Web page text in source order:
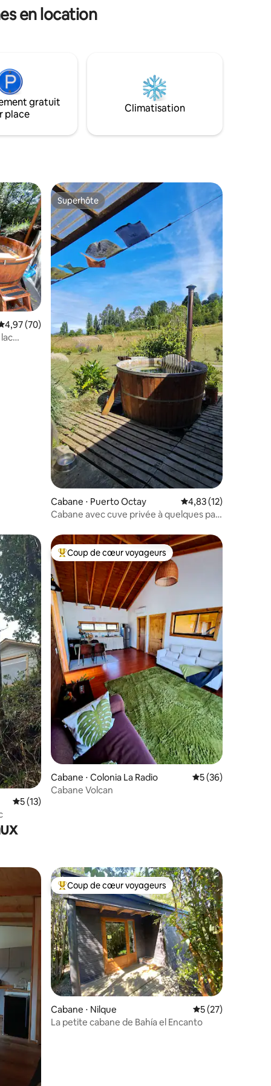
équipée d'Internet haute vitesse Starlink,
pour ceux qui veulent passer du temps à
en location
gratuit
place
Climatisation
: 4,92 sur 5
moyenne sur la base de 70 commentaires : 4,97 sur 5
4,97 (70)
Superhôte
Superhôte
Cabane ⋅ Puerto Octay Évaluation moyenne
4,83 (12)
Cabane avec cuve privée à quelques pas
: 4,91 sur 5
appréciés
Évaluation moyenne sur la base de 13 commentaires : 5 sur 5
5 (13)
Coups de cœur voyageurs les plus appréciés
Coup de cœur voyageurs
Cabane ⋅ Colonia La Radio Évaluation
5 (36)
Cabane Volcan
Coups de cœur voyageurs les plus appréciés
Coup de cœur voyageurs
Cabane ⋅ Nilque Évaluation
5 (27)
La petite cabane de Bahía el Encanto